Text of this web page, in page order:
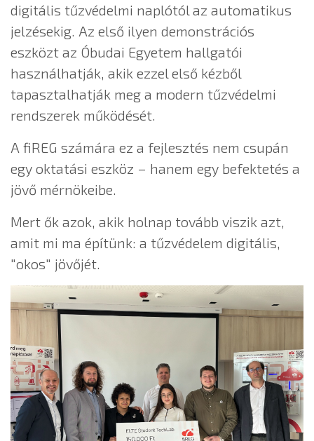
digitális tűzvédelmi naplótól az automatikus
jelzésekig. Az első ilyen demonstrációs
eszközt az Óbudai Egyetem hallgatói
használhatják, akik ezzel első kézből
tapasztalhatják meg a modern tűzvédelmi
rendszerek működését.
A fiREG számára ez a fejlesztés nem csupán
egy oktatási eszköz – hanem egy befektetés a
jövő mérnökeibe.
Mert ők azok, akik holnap tovább viszik azt,
amit mi ma építünk: a tűzvédelem digitális,
"okos" jövőjét.